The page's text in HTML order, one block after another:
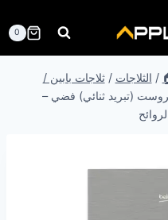
0
/ الثلاجات / ثلاجات بابين /
430 لتر نوفروست (تبريد ثنائي) فضي –